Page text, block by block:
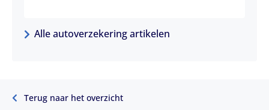
Alle autoverzekering artikelen
Terug naar het overzicht